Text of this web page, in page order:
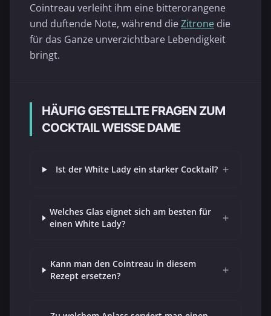
Cointreau verleiht ihm eine bitterorangene
und duftende Note, während dieZitrone die
für das Ganze unverzichtbare Lebendigkeit
bringt.
HÄUFIG GESTELLTE FRAGEN ZUM
COCKTAIL WEISSE DAME
Ist der White Lady ein starker Cocktail? +
Welches Glas eignet sich am besten für
einen White Lady?
+
Kann man den Cointreau in diesem
Rezept ersetzen?
+